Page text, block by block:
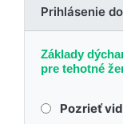
Prihlásenie
Základy
pre tehotné
Pozrieť